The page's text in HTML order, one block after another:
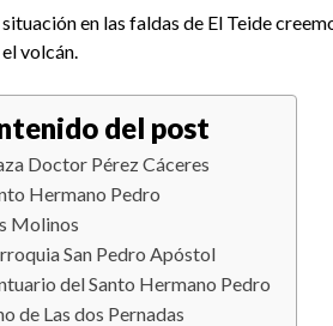
situación en las faldas de El Teide
volcán.
del post
Doctor Pérez Cáceres
Hermano Pedro
Molinos
San Pedro Apóstol
del Santo Hermano Pedro
de Las dos Pernadas